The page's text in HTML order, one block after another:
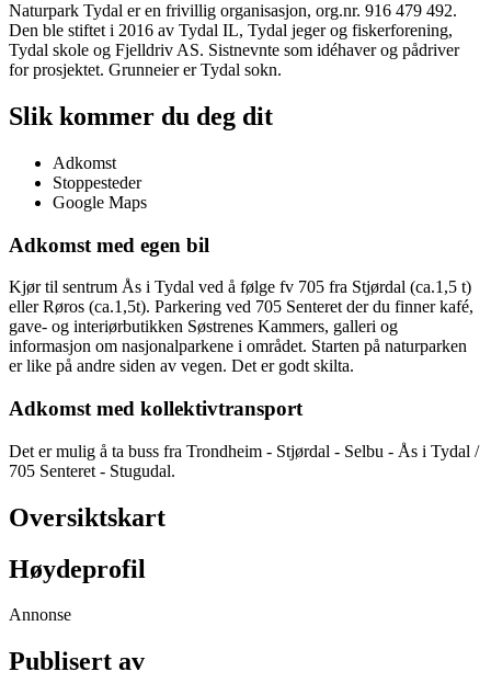
Naturpark Tydal er en frivillig organisasjon, org.nr. 916 479 492.
Den ble stiftet i 2016 av Tydal IL, Tydal jeger og fiskerforening,
Tydal skole og Fjelldriv AS. Sistnevnte som idéhaver og pådriver
for prosjektet. Grunneier er Tydal sokn.
Slik kommer du deg dit
Adkomst
Stoppesteder
Google Maps
Adkomst med egen bil
Kjør til sentrum Ås i Tydal ved å følge fv 705 fra Stjørdal (ca.1,5 t)
eller Røros (ca.1,5t). Parkering ved 705 Senteret der du finner kafé,
gave- og interiørbutikken Søstrenes Kammers, galleri og
informasjon om nasjonalparkene i området. Starten på naturparken
er like på andre siden av vegen. Det er godt skilta.
Adkomst med kollektivtransport
Det er mulig å ta buss fra Trondheim - Stjørdal - Selbu - Ås i Tydal /
705 Senteret - Stugudal.
Oversiktskart
Høydeprofil
Annonse
Publisert av